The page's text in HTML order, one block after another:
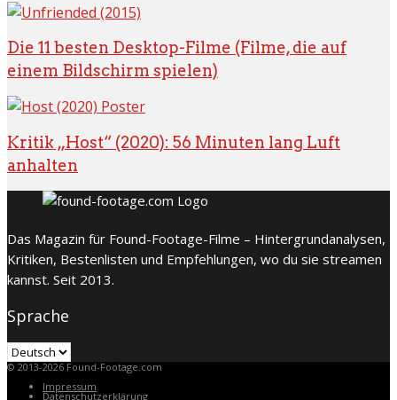
Die 11 besten Desktop-Filme (Filme, die auf
einem Bildschirm spielen)
Kritik „Host“ (2020): 56 Minuten lang Luft
anhalten
Das Magazin für Found-Footage-Filme – Hintergrundanalysen,
Kritiken, Bestenlisten und Empfehlungen, wo du sie streamen
kannst. Seit 2013.
Sprache
Sprache
© 2013-2026 Found-Footage.com
Impressum
Datenschutzerklärung